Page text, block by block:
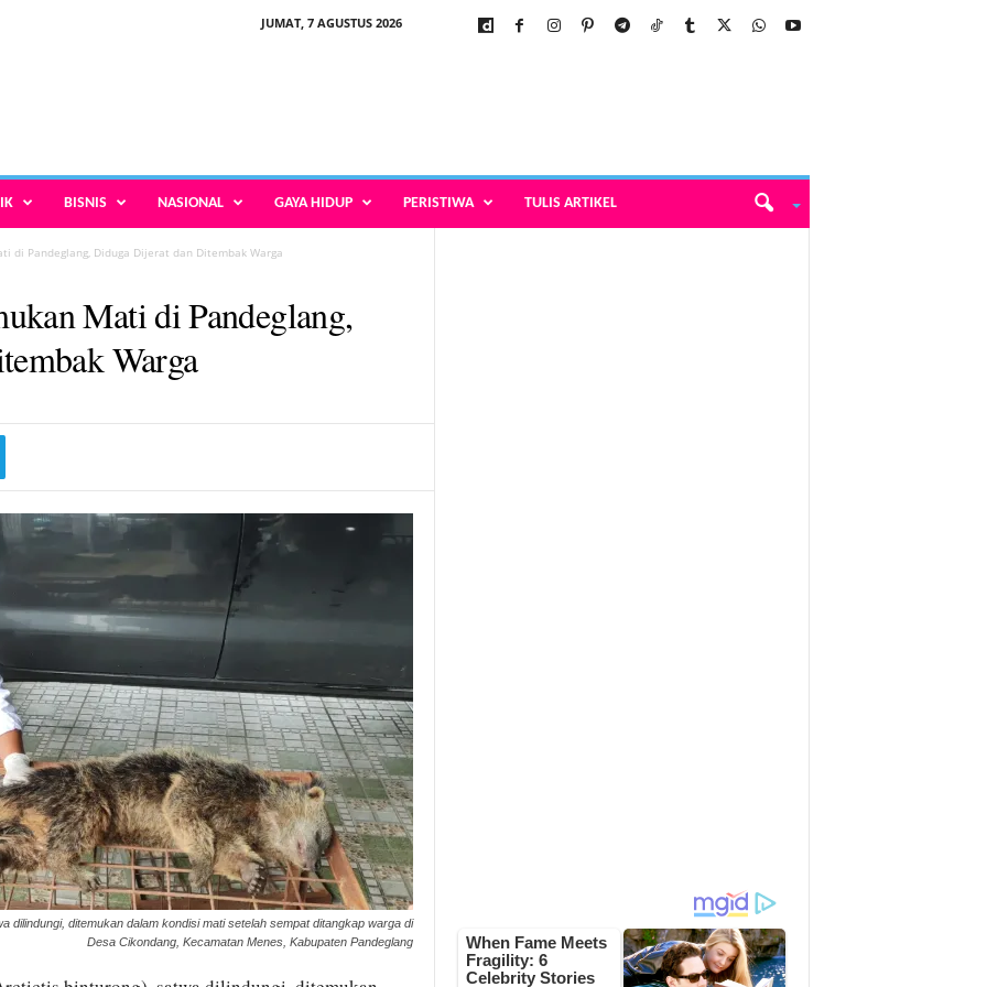
JUMAT, 7 AGUSTUS 2026
BISNIS NASIONAL GAYA HIDUP PERISTIWA TULIS ARTIKEL
di Pandeglang, Diduga Dijerat dan Ditembak Warga
Mati di Pandeglang,
Warga
dilindungi, ditemukan dalam kondisi mati setelah sempat ditangkap warga di
Desa Cikondang, Kecamatan Menes, Kabupaten Pandeglang